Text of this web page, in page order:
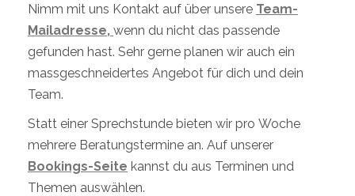
Nimm mit uns Kontakt auf über unsere Team-
Mailadresse, wenn du nicht das passende
gefunden hast. Sehr gerne planen wir auch ein
massgeschneidertes Angebot für dich und dein
Team.
Statt einer Sprechstunde bieten wir pro Woche
mehrere Beratungstermine an. Auf unserer
Bookings-Seite kannst du aus Terminen und
Themen auswählen.